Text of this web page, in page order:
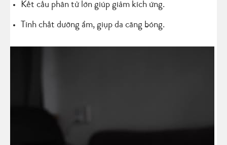
Kết cấu phân tử lớn giúp giảm kích ứng.
Tính chất dưỡng ẩm, giụp da căng bóng.